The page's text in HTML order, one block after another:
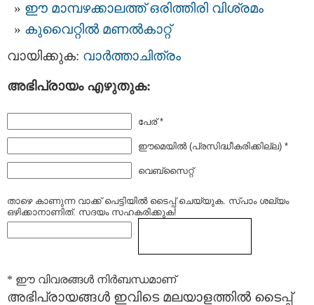
ഈ മാമ്പഴക്കാലത്ത് ഒരിത്തിരി വിശ്രമം
കുവൈറ്റില്‍ മണല്‍കാറ്റ്
വായിക്കുക: വാര്‍ത്താചിത്രം
അഭിപ്രായം എഴുതുക:
പേര് *
ഈമെയില്‍ (പ്രസിദ്ധീകരിക്കില്ല) *
വെബ്സൈറ്റ്
താഴെ കാണുന്ന വാക്ക് പെട്ടിയില്‍ ടൈപ്പ്‌ ചെയ്യുക. സ്പാം ശല്യം
ഒഴിക്കാനാണിത്. സദയം സഹകരിക്കുക!
* ഈ വിവരങ്ങള്‍ നിര്‍ബന്ധമാണ്
അഭിപ്രായങ്ങള്‍ ഇവിടെ മലയാളത്തില്‍ ടൈപ്പ്